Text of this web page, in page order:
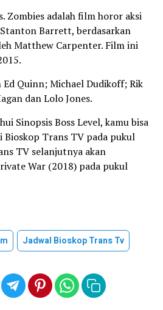
Zombies adalah film horor aksi
Barrett, berdasarkan
Matthew Carpenter. Film ini
Quinn; Michael Dudikoff; Rik
dan Lolo Jones.
Sinopsis Boss Level, kamu bisa
Bioskop Trans TV pada pukul
TV selanjutnya akan
War (2018) pada pukul
Jadwal Bioskop Trans Tv